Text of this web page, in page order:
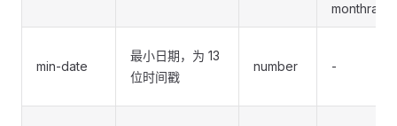
min-date
最小日期，为 13
位时间戳
number -